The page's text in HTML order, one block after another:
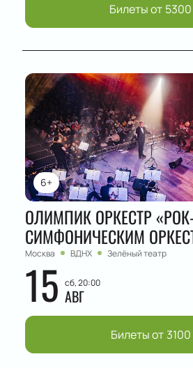
Билеты от 5300
6+
ОЛИМПИК ОРКЕСТР
СИМФОНИЧЕСКИМ
Москва ВДНХ Зелёный театр
15 сб, 20:00
АВГ
Билеты от 3100